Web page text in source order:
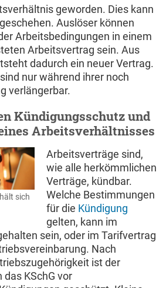
geworden. Dies kann
Auslöser können
Arbeitsbedingungen in einem
Arbeitsvertrag sein. Aus
dadurch ein neuer Vertrag.
nur während ihrer noch
verlängerbar.
Kündigungsschutz und
Arbeitsverhältnisses
sich
Arbeitsverträge sind,
wie alle herkömmlichen
Verträge, kündbar.
Welche Bestimmungen
für die Kündigung
gelten, kann im
sein, oder im Tarifvertrag
Nach
ist der
KSchG vor